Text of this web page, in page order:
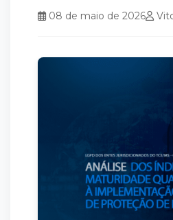
08 de maio de 2026